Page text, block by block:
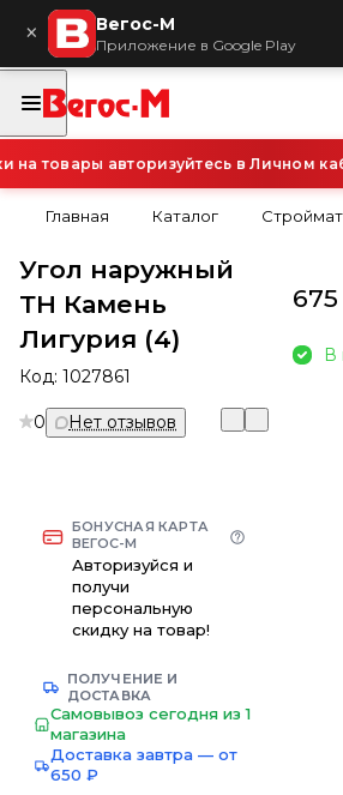
× Вегос-М
Приложение в Google Play
товары авторизуйтесь в Личном
Главная Каталог
Угол наружный
ТН Камень
Лигурия (4)
Код: 1027861
0 Нет отзывов
БОНУСНАЯ КАРТА
ВЕГОС-М
Авторизуйся и
получи
персональную
скидку на товар!
ПОЛУЧЕНИЕ И
ДОСТАВКА
Самовывоз сегодня из 1
магазина
Доставка завтра — от
650 ₽
В